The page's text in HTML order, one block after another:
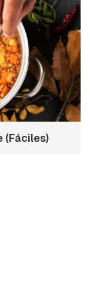
(Fáciles)